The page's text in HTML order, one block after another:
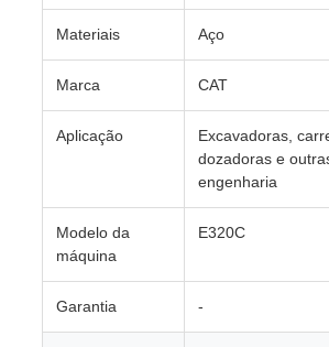
Materiais Aço
Marca CAT
Aplicação
Excavadoras,
dozadoras e
engenharia
Modelo da
máquina
E320C
Garantia -